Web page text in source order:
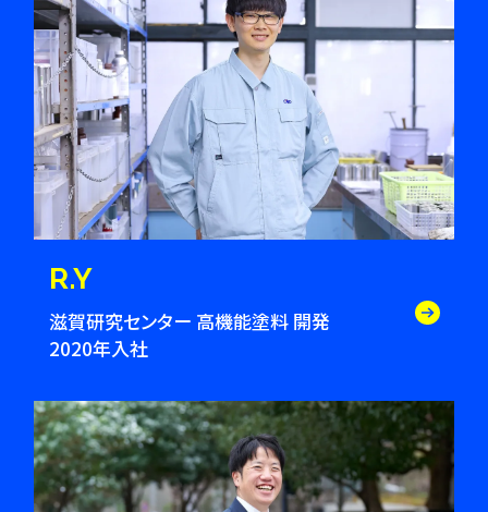
R.Y
滋賀研究センター 高機能塗料 開発
2020年入社